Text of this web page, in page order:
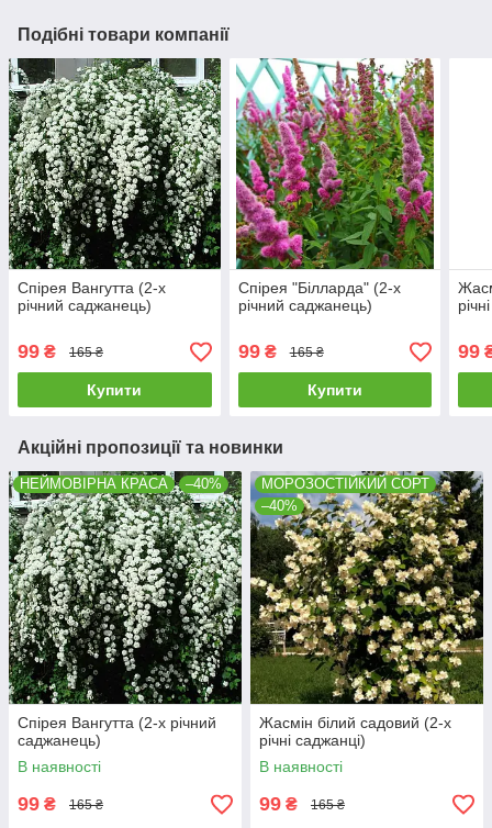
Подібні товари компанії
Спірея Вангутта (2-х
річний саджанець)
99 ₴ 165 ₴
Купити
Спірея "Білларда" (2-х
річний саджанець)
99₴ 165 ₴
Купити
99
Акційні пропозиції та новинки
НЕЙМОВІРНА КРАСА –40%
Спірея Вангутта (2-х річний
саджанець)
В наявності
99 ₴ 165 ₴
МОРОЗОСТІЙКИЙ СОРТ
–40%
Жасмін білий садовий (2-х
річні саджанці)
В наявності
99 ₴ 165 ₴